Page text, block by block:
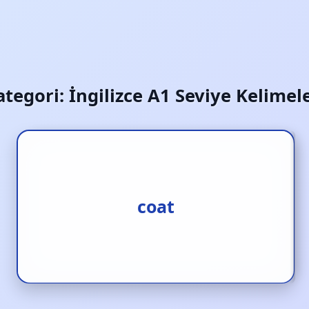
İngilizce A1 Seviye
coat
3.mont [i.]